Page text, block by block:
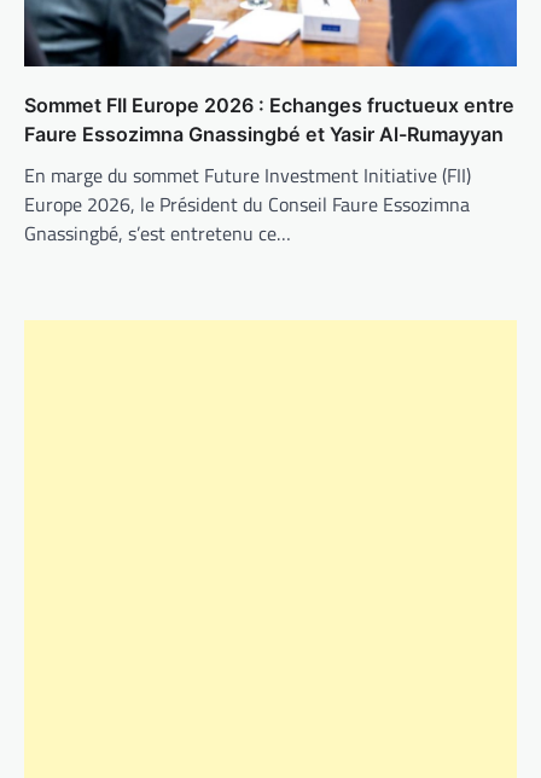
Sommet FII Europe 2026 : Echanges fructueux entre
Faure Essozimna Gnassingbé et Yasir Al-Rumayyan
En marge du sommet Future Investment Initiative (FII)
Europe 2026, le Président du Conseil Faure Essozimna
Gnassingbé, s’est entretenu ce…